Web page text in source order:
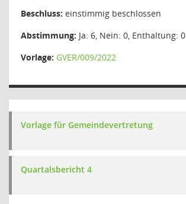
Beschluss: einstimmig beschlossen
Abstimmung: Ja: 6, Nein: 0, Enthaltung: 0
Vorlage: GVER/009/2022
Vorlage für Gemeindevertretung
Quartalsbericht 4